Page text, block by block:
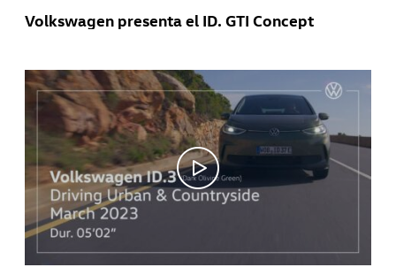
Volkswagen presenta el ID. GTI Concept